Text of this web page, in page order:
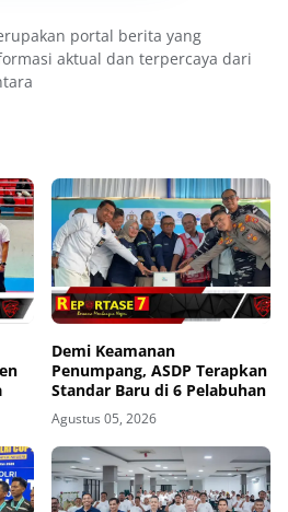
portal berita yang
aktual dan terpercaya dari
Demi Keamanan
Penumpang, ASDP Terapkan
Standar Baru di 6 Pelabuhan
Agustus 05, 2026